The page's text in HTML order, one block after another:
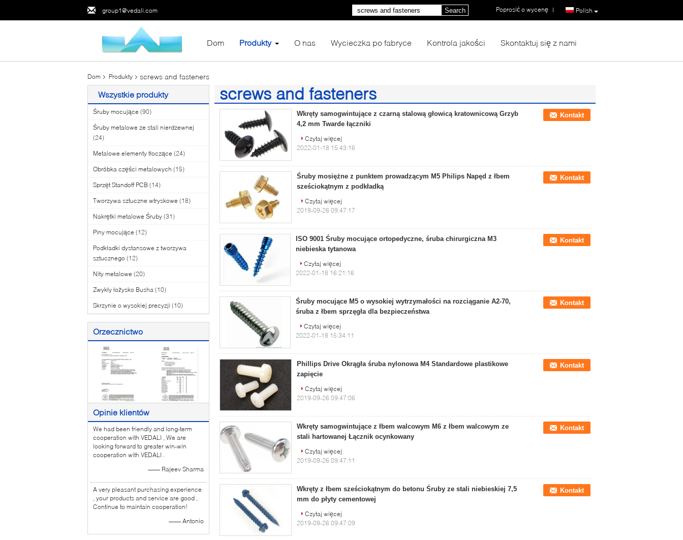
group1@vedali.com Polish
Poprosić o wycenę |
Search
Dom Produkty O nas Wycieczka po fabryce Kontrola jakości Skontaktuj się z nami
Dom Produkty screws and fasteners
Wszystkie produkty
Śruby mocujące (90)
Śruby metalowe ze stali nierdzewnej
(24)
Metalowe elementy tłoczące (24)
Obróbka części metalowych (15)
Sprzęt Standoff PCB (14)
Tworzywa sztuczne wtryskowe (18)
Nakrętki metalowe Śruby (31)
Piny mocujące (12)
Podkładki dystansowe z tworzywa
sztucznego (12)
Nity metalowe (20)
Zwykły łożysko Busha (10)
Skrzynie o wysokiej precyzji (10)
Orzecznictwo
Opinie klientów
We had been friendly and long-term
cooperation with VEDALI , We are
looking forward to greater win-win
cooperation with VEDALI .
—— Rajeev Sharma
A very pleasant purchasing experience
, your products and service are good ,
Continue to maintain cooperation!
—— Antonio
screws and fasteners
(164)
Wkręty samogwintujące z czarną stalową głowicą kratownicową Grzyb
4,2 mm Twarde łączniki
Kontakt
Czytaj więcej
2022-01-18 15:43:16
Śruby mosiężne z punktem prowadzącym M5 Philips Napęd z łbem
sześciokątnym z podkładką
Kontakt
Czytaj więcej
2019-09-26 09:47:17
ISO 9001 Śruby mocujące ortopedyczne, śruba chirurgiczna M3
niebieska tytanowa
Kontakt
Czytaj więcej
2022-01-18 16:21:16
Śruby mocujące M5 o wysokiej wytrzymałości na rozciąganie A2-70,
śruba z łbem sprzęgła dla bezpieczeństwa
Kontakt
Czytaj więcej
2022-01-18 15:34:11
Phillips Drive Okrągła śruba nylonowa M4 Standardowe plastikowe
zapięcie
Kontakt
Czytaj więcej
2019-09-26 09:47:06
Wkręty samogwintujące z łbem walcowym M6 z łbem walcowym ze
stali hartowanej Łącznik ocynkowany
Kontakt
Czytaj więcej
2019-09-26 09:47:11
Wkręty z łbem sześciokątnym do betonu Śruby ze stali niebieskiej 7,5
mm do płyty cementowej
Kontakt
Czytaj więcej
2019-09-26 09:47:09